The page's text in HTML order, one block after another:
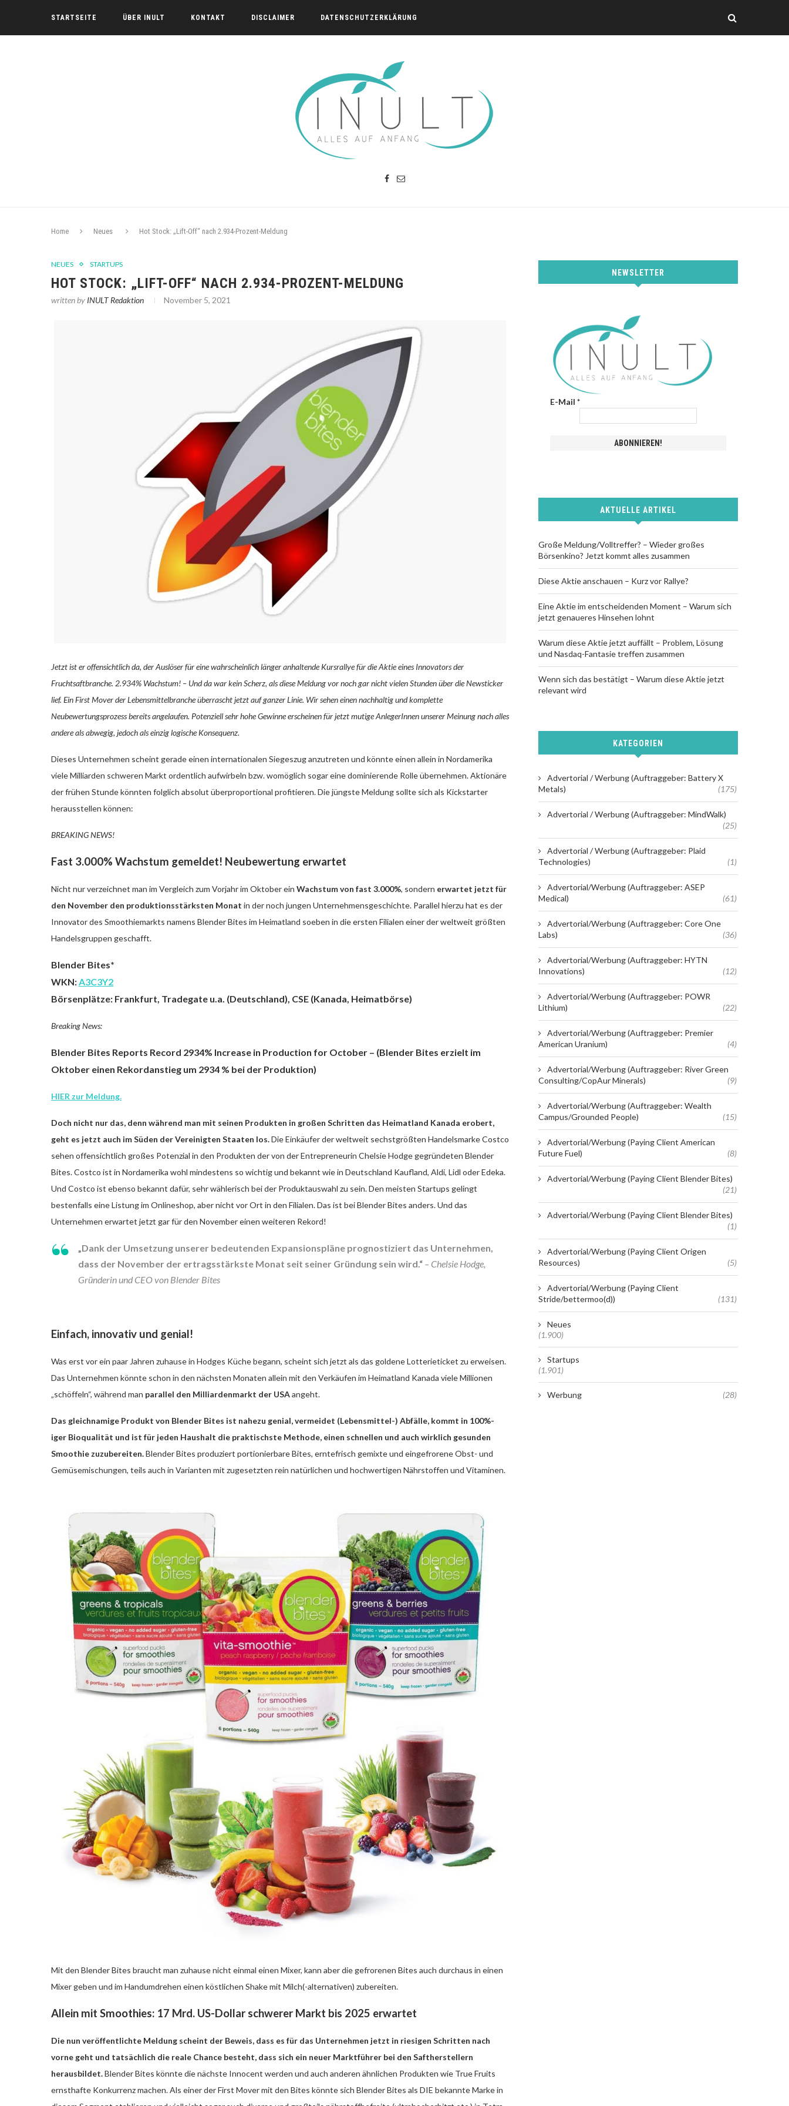
STARTSEITE ÜBER INULT KONTAKT DISCLAIMER DATENSCHUTZERKLÄRUNG
Home Neues Hot Stock: „Lift-Off“ nach 2.934-Prozent-Meldung
NEUES STARTUPS
HOT STOCK: „LIFT-OFF“ NACH 2.934-PROZENT-MELDUNG
written by INULT Redaktion November 5, 2021
Jetzt ist er offensichtlich da, der Auslöser für eine wahrscheinlich länger anhaltende Kursrallye für die Aktie eines Innovators der
Fruchtsaftbranche. 2.934% Wachstum! – Und da war kein Scherz, als diese Meldung vor noch gar nicht vielen Stunden über die Newsticker
lief. Ein First Mover der Lebensmittelbranche überrascht jetzt auf ganzer Linie. Wir sehen einen nachhaltig und komplette
Neubewertungsprozess bereits angelaufen. Potenziell sehr hohe Gewinne erscheinen für jetzt mutige AnlegerInnen unserer Meinung nach alles
andere als abwegig, jedoch als einzig logische Konsequenz.
Dieses Unternehmen scheint gerade einen internationalen Siegeszug anzutreten und könnte einen allein in Nordamerika
viele Milliarden schweren Markt ordentlich aufwirbeln bzw. womöglich sogar eine dominierende Rolle übernehmen. Aktionäre
der frühen Stunde könnten folglich absolut überproportional profitieren. Die jüngste Meldung sollte sich als Kickstarter
herausstellen können:
BREAKING NEWS!
Fast 3.000% Wachstum gemeldet! Neubewertung erwartet
Nicht nur verzeichnet man im Vergleich zum Vorjahr im Oktober ein Wachstum von fast 3.000%, sondern erwartet jetzt für
den November den produktionsstärksten Monat in der noch jungen Unternehmensgeschichte. Parallel hierzu hat es der
Innovator des Smoothiemarkts namens Blender Bites im Heimatland soeben in die ersten Filialen einer der weltweit größten
Handelsgruppen geschafft.
Blender Bites*
WKN:A3C3Y2
Börsenplätze: Frankfurt, Tradegate u.a. (Deutschland), CSE (Kanada, Heimatbörse)
Breaking News:
Blender Bites Reports Record 2934% Increase in Production for October – (Blender Bites erzielt im
Oktober einen Rekordanstieg um 2934 % bei der Produktion)
HIER zur Meldung.
Doch nicht nur das, denn während man mit seinen Produkten in großen Schritten das Heimatland Kanada erobert,
geht es jetzt auch im Süden der Vereinigten Staaten los.Die Einkäufer der weltweit sechstgrößten Handelsmarke Costco
sehen offensichtlich großes Potenzial in den Produkten der von der Entrepreneurin Chelsie Hodge gegründeten Blender
Bites. Costco ist in Nordamerika wohl mindestens so wichtig und bekannt wie in Deutschland Kaufland, Aldi, Lidl oder Edeka.
Und Costco ist ebenso bekannt dafür, sehr wählerisch bei der Produktauswahl zu sein. Den meisten Startups gelingt
bestenfalls eine Listung im Onlineshop, aber nicht vor Ort in den Filialen. Das ist bei Blender Bites anders. Und das
Unternehmen erwartet jetzt gar für den November einen weiteren Rekord!
„Dank der Umsetzung unserer bedeutenden Expansionspläne prognostiziert das Unternehmen,
dass der November der ertragsstärkste Monat seit seiner Gründung sein wird.“ – Chelsie Hodge,
Gründerin und CEO von Blender Bites
Einfach, innovativ und genial!
Was erst vor ein paar Jahren zuhause in Hodges Küche begann, scheint sich jetzt als das goldene Lotterieticket zu erweisen.
Das Unternehmen könnte schon in den nächsten Monaten allein mit den Verkäufen im Heimatland Kanada viele Millionen
„schöffeln“, während man parallel den Milliardenmarkt der USAangeht.
Das gleichnamige Produkt von Blender Bites ist nahezu genial, vermeidet (Lebensmittel-) Abfälle, kommt in 100%-
iger Bioqualität und ist für jeden Haushalt die praktischste Methode, einen schnellen und auch wirklich gesunden
Smoothie zuzubereiten.Blender Bites produziert portionierbare Bites, erntefrisch gemixte und eingefrorene Obst- und
Gemüsemischungen, teils auch in Varianten mit zugesetzten rein natürlichen und hochwertigen Nährstoffen und Vitaminen.
Mit den Blender Bites braucht man zuhause nicht einmal einen Mixer, kann aber die gefrorenen Bites auch durchaus in einen
Mixer geben und im Handumdrehen einen köstlichen Shake mit Milch(-alternativen) zubereiten.
Allein mit Smoothies: 17 Mrd. US-Dollar schwerer Markt bis 2025 erwartet
Die nun veröffentlichte Meldung scheint der Beweis, dass es für das Unternehmen jetzt in riesigen Schritten nach
vorne geht und tatsächlich die reale Chance besteht, dass sich ein neuer Marktführer bei den Saftherstellern
herausbildet.Blender Bites könnte die nächste Innocent werden und auch anderen ähnlichen Produkten wie True Fruits
ernsthafte Konkurrenz machen. Als einer der First Mover mit den Bites könnte sich Blender Bites als DIE bekannte Marke in
NEWSLETTER
E-Mail *
AKTUELLE ARTIKEL
Große Meldung/Volltreffer? – Wieder großes
Börsenkino? Jetzt kommt alles zusammen
Diese Aktie anschauen – Kurz vor Rallye?
Eine Aktie im entscheidenden Moment – Warum sich
jetzt genaueres Hinsehen lohnt
Warum diese Aktie jetzt auffällt – Problem, Lösung
und Nasdaq-Fantasie treffen zusammen
Wenn sich das bestätigt – Warum diese Aktie jetzt
relevant wird
KATEGORIEN
Advertorial / Werbung (Auftraggeber: Battery X
Metals)
(175)
Advertorial / Werbung (Auftraggeber: MindWalk)
(25)
Advertorial / Werbung (Auftraggeber: Plaid
Technologies)
(1)
Advertorial/Werbung (Auftraggeber: ASEP
Medical)
(61)
Advertorial/Werbung (Auftraggeber: Core One
Labs)
(36)
Advertorial/Werbung (Auftraggeber: HYTN
Innovations)
(12)
Advertorial/Werbung (Auftraggeber: POWR
Lithium)
(22)
Advertorial/Werbung (Auftraggeber: Premier
American Uranium)
(4)
Advertorial/Werbung (Auftraggeber: River Green
Consulting/CopAur Minerals)
(9)
Advertorial/Werbung (Auftraggeber: Wealth
Campus/Grounded People)
(15)
Advertorial/Werbung (Paying Client American
Future Fuel)
(8)
Advertorial/Werbung (Paying Client Blender Bites)
(21)
Advertorial/Werbung (Paying Client Blender Bites)
(1)
Advertorial/Werbung (Paying Client Origen
Resources)
(5)
Advertorial/Werbung (Paying Client
Stride/bettermoo(d))
(131)
Neues
(1.900)
Startups
(1.901)
Werbung (28)